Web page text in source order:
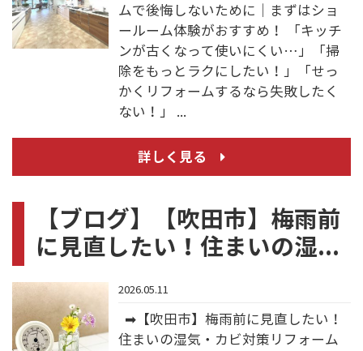
ムで後悔しないために｜まずはショ
ールーム体験がおすすめ！ 「キッチ
ンが古くなって使いにくい…」「掃
除をもっとラクにしたい！」「せっ
かくリフォームするなら失敗したく
ない！」 ...
詳しく見る
【ブログ】【吹田市】梅雨前
に見直したい！住まいの湿...
2026.05.11
➡【吹田市】梅雨前に見直したい！
住まいの湿気・カビ対策リフォーム